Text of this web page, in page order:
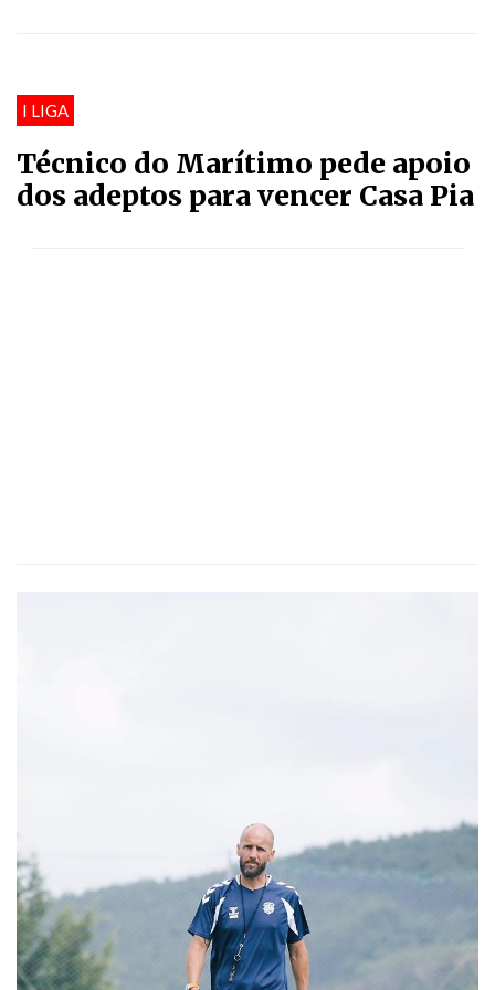
I LIGA
Técnico do Marítimo pede apoio
dos adeptos para vencer Casa Pia